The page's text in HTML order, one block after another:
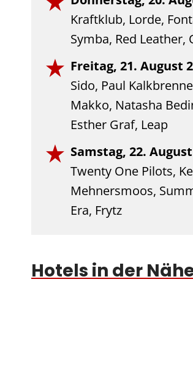
Kraftklub, Lorde,
Symba, Red Leather,
Freitag, 21. August
Sido, Paul
Makko, Natasha
Esther Graf, Leap
Samstag, 22.
Twenty One Pilots,
Mehnersmoos,
Era, Frytz
Hotels in der